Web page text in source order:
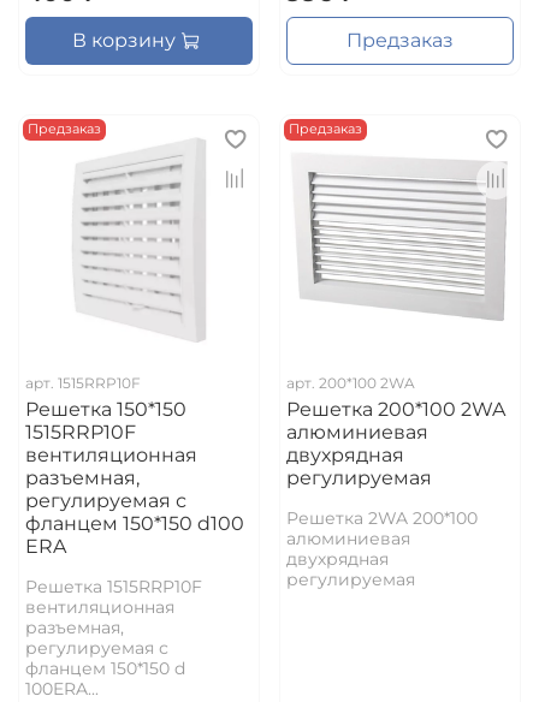
В корзину Предзаказ
Предзаказ
арт. 1515RRP10F
Решетка 150*150
1515RRP10F
вентиляционная
разъемная,
регулируемая с
фланцем 150*150 d100
ERA
Решетка 1515RRP10F
вентиляционная
разъемная,
регулируемая с
фланцем 150*150 d
100ERA...
Предзаказ
арт. 200*100 2WA
Решетка 200*100 2WA
алюминиевая
двухрядная
регулируемая
Решетка 2WA 200*100
алюминиевая
двухрядная
регулируемая